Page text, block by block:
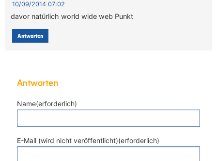
10/09/2014 07:02
davor natürlich world wide web Punkt
Antworten
Antworten
Name(erforderlich)
E-Mail (wird nicht veröffentlicht)(erforderlich)